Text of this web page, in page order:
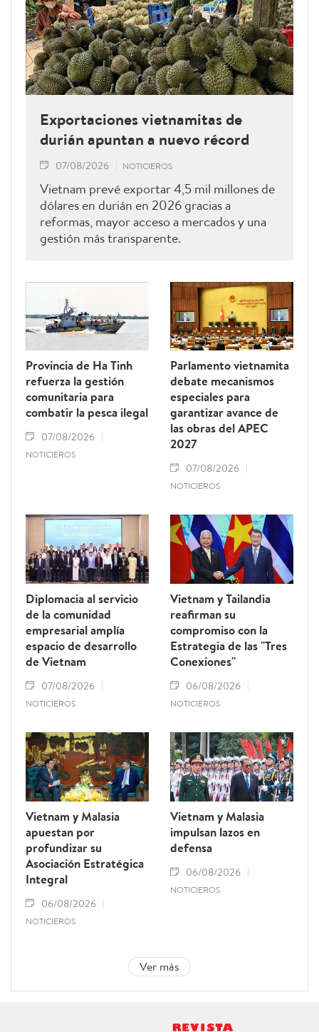
Exportaciones vietnamitas de
durián apuntan a nuevo récord
07/08/2026 NOTICIEROS
Vietnam prevé exportar 4,5 mil millones de
dólares en durián en 2026 gracias a
reformas, mayor acceso a mercados y una
gestión más transparente.
Provincia de Ha Tinh
refuerza la gestión
comunitaria para
combatir la pesca ilegal
07/08/2026
NOTICIEROS
Parlamento vietnamita
debate mecanismos
especiales para
garantizar avance de
las obras del APEC
2027
07/08/2026
NOTICIEROS
Diplomacia al servicio
de la comunidad
empresarial amplía
espacio de desarrollo
de Vietnam
07/08/2026
NOTICIEROS
Vietnam y Tailandia
reafirman su
compromiso con la
Estrategia de las "Tres
Conexiones"
06/08/2026
NOTICIEROS
Vietnam y Malasia
apuestan por
profundizar su
Asociación Estratégica
Integral
06/08/2026
NOTICIEROS
Vietnam y Malasia
impulsan lazos en
defensa
06/08/2026
NOTICIEROS
Ver más